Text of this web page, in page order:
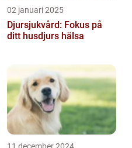
02 januari 2025
Djursjukvård: Fokus på
ditt husdjurs hälsa